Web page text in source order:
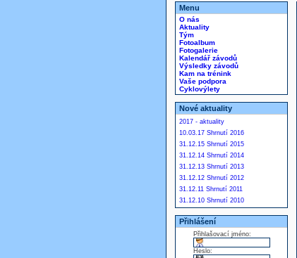
Menu
O nás
Aktuality
Tým
Fotoalbum
Fotogalerie
Kalendář závodů
Výsledky závodů
Kam na trénink
Vaše podpora
Cyklovýlety
Nové aktuality
2017 - aktuality
10.03.17 Shrnutí 2016
31.12.15 Shrnutí 2015
31.12.14 Shrnutí 2014
31.12.13 Shrnutí 2013
31.12.12 Shrnutí 2012
31.12.11 Shrnutí 2011
31.12.10 Shrnutí 2010
Přihlášení
Přihlašovací jméno:
Heslo: